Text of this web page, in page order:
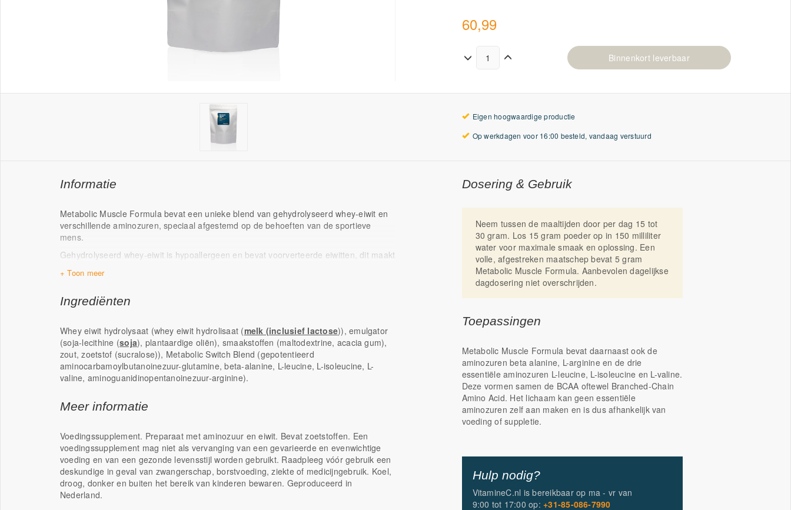
60,99
Binnenkort leverbaar
Eigen hoogwaardige productie
Op werkdagen voor 16:00 besteld, vandaag verstuurd
Informatie
Metabolic Muscle Formula bevat een unieke blend van gehydrolyseerd whey-eiwit en
verschillende aminozuren, speciaal afgestemd op de behoeften van de sportieve
mens.
Gehydrolyseerd whey-eiwit is hypoallergeen en bevat voorverteerde eiwitten, dit maakt
spiermassa (bij sport), ondersteunen snel herstel na training/sport en helpen bij het
Draagt bij aan groei van spiermassa
Behoud van sterke botten
Ingrediënten
Whey eiwit hydrolysaat (whey eiwit hydrolisaat (melk (inclusief lactose)), emulgator
(soja-lecithine (soja), plantaardige oliën), smaakstoffen (maltodextrine, acacia gum),
zout, zoetstof (sucralose)), Metabolic Switch Blend (gepotentieerd
aminocarbamoylbutanoinezuur-glutamine, beta-alanine, L-leucine, L-isoleucine, L-
valine, aminoguanidinopentanoinezuur-arginine).
Meer informatie
Voedingssupplement. Preparaat met aminozuur en eiwit. Bevat zoetstoffen. Een
voedingssupplement mag niet als vervanging van een gevarieerde en evenwichtige
voeding en van een gezonde levensstijl worden gebruikt. Raadpleeg vóór gebruik een
deskundige in geval van zwangerschap, borstvoeding, ziekte of medicijngebruik. Koel,
droog, donker en buiten het bereik van kinderen bewaren. Geproduceerd in
Nederland.
Dosering & Gebruik
Neem tussen de maaltijden door per dag 15 tot
30 gram. Los 15 gram poeder op in 150 milliliter
water voor maximale smaak en oplossing. Een
volle, afgestreken maatschep bevat 5 gram
Metabolic Muscle Formula. Aanbevolen dagelijkse
dagdosering niet overschrijden.
Toepassingen
Metabolic Muscle Formula bevat daarnaast ook de
aminozuren beta alanine, L-arginine en de drie
essentiële aminozuren L-leucine, L-isoleucine en L-valine.
Deze vormen samen de BCAA oftewel Branched-Chain
Amino Acid. Het lichaam kan geen essentiële
aminozuren zelf aan maken en is dus afhankelijk van
voeding of suppletie.
Hulp nodig?
VitamineC.nl is bereikbaar op ma - vr van
9:00 tot 17:00 op:+31-85-086-7990